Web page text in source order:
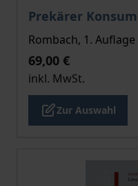
Prekärer Konsum
Der Preis dieses
Rombach, 1. Auflage
69,00 €
inkl. MwSt.
Zur Auswahl